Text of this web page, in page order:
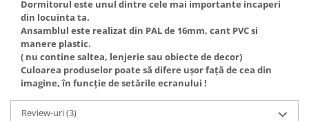
Dormitorul este unul dintre cele mai importante incaperi
din locuinta ta.
Ansamblul este realizat din PAL de 16mm, cant PVC si
manere plastic.
( nu contine saltea, lenjerie sau obiecte de decor)
Culoarea produselor poate să difere ușor față de cea din
imagine, în funcție de setările ecranului !
Review-uri(3)